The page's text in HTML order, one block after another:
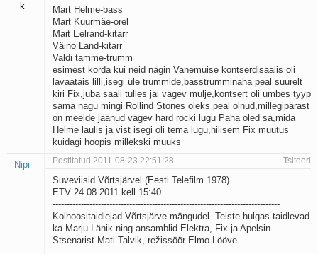
k
Mart Helme-bass
Mart Kuurmäe-orel
Mait Eelrand-kitarr
Väino Land-kitarr
Valdi tamme-trumm
esimest korda kui neid nägin Vanemuise kontserdisaalis oli
lavaatäis lilli,isegi üle trummide,basstrumminaha peal suurelt
kiri Fix,juba saali tulles jäi vägev mulje,kontsert oli umbes tyyp
sama nagu mingi Rollind Stones oleks peal olnud,millegipärast
on meelde jäänud vägev hard rocki lugu Paha oled sa,mida
Helme laulis ja vist isegi oli tema lugu,hilisem Fix muutus
kuidagi hoopis millekski muuks
Nipi Postitatud 2011-08-23 22:51:28. Tsiteeri
Suveviisid Võrtsjärvel (Eesti Telefilm 1978)
ETV 24.08.2011 kell 15:40
--------------------------------------------------------------------------------
Kolhoositaidlejad Võrtsjärve mängudel. Teiste hulgas taidlevad
ka Marju Länik ning ansamblid Elektra, Fix ja Apelsin.
Stsenarist Mati Talvik, režissöör Elmo Lööve.